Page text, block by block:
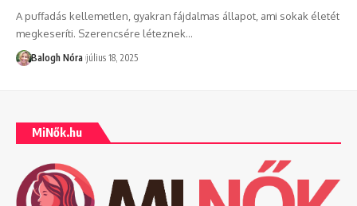
A puffadás kellemetlen, gyakran fájdalmas állapot, ami sokak életét
megkeseríti. Szerencsére léteznek…
Balogh Nóra július 18, 2025
MiNők.hu